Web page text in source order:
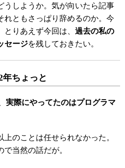
うしようか。気が向いたら記事
れともさっぱり辞めるのか。今
りあえず今回は、 過去の私の
セージを残しておきたい。
ちょっと
実際にやってたのはプログラマ
のことは任せられなかった。
当然の話だが。